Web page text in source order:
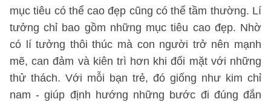
mục tiêu có thể cao đẹp cũng có thể tầm thường. Lí
tưởng chỉ bao gồm những mục tiêu cao đẹp. Nhờ
có lí tưởng thôi thúc mà con người trở nên mạnh
mẽ, can đảm và kiên trì hơn khi đối mặt với những
thử thách. Với mỗi bạn trẻ, đó giống như kim chỉ
nam - giúp định hướng những bước đi đúng đắn